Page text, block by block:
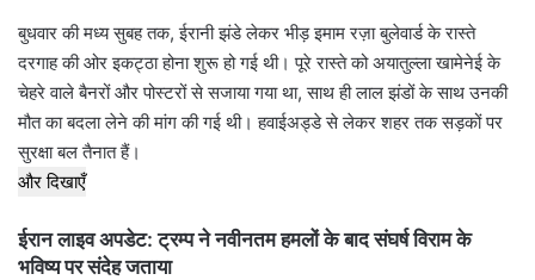
बुधवार की मध्य सुबह तक, ईरानी झंडे लेकर भीड़ इमाम रज़ा बुलेवार्ड के रास्ते
दरगाह की ओर इकट्ठा होना शुरू हो गई थी। पूरे रास्ते को अयातुल्ला खामेनेई के
चेहरे वाले बैनरों और पोस्टरों से सजाया गया था, साथ ही लाल झंडों के साथ उनकी
मौत का बदला लेने की मांग की गई थी। हवाईअड्डे से लेकर शहर तक सड़कों पर
सुरक्षा बल तैनात हैं।
और दिखाएँ
ईरान लाइव अपडेट: ट्रम्प ने नवीनतम हमलों के बाद संघर्ष विराम के
भविष्य पर संदेह जताया